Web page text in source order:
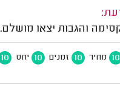
והגבות יצאו מושלם.
10 מחיר 10 זמנים 10 יחס 10